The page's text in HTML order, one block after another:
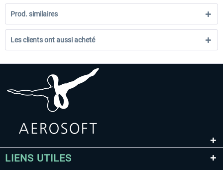
Prod. similaires
Les clients ont aussi acheté
LIENS UTILES